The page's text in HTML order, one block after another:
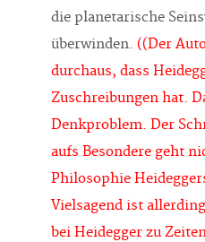
die planetarische
überwinden.((Der
durchaus, dass
Zuschreibungen hat.
Denkproblem. Der
aufs Besondere geht
Philosophie
Vielsagend ist
bei Heidegger zu